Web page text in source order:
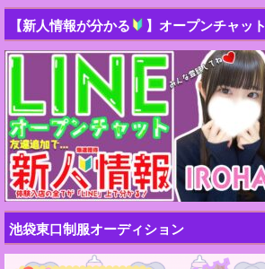
【新人情報が分かる 】オープンチャット
池袋東口制服オーディション